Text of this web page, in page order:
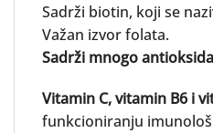
Sadrži biotin, koji se
Važan izvor folata.
Sadrži mnogo
Vitamin C, vitamin B6 i
funkcioniranju